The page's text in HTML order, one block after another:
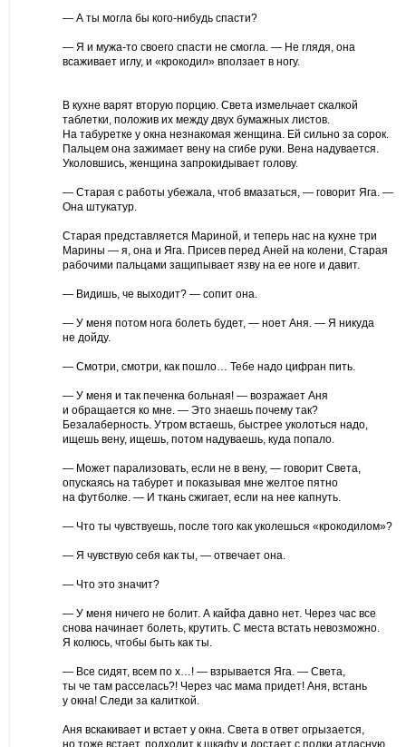
— А ты могла бы кого-нибудь спасти?
— Я и мужа-то своего спасти не смогла. — Не глядя, она
всаживает иглу, и «крокодил» вползает в ногу.
В кухне варят вторую порцию. Света измельчает скалкой
таблетки, положив их между двух бумажных листов.
На табуретке у окна незнакомая женщина. Ей сильно за сорок.
Пальцем она зажимает вену на сгибе руки. Вена надувается.
Уколовшись, женщина запрокидывает голову.
— Старая с работы убежала, чтоб вмазаться, — говорит Яга. —
Она штукатур.
Старая представляется Мариной, и теперь нас на кухне три
Марины — я, она и Яга. Присев перед Аней на колени, Старая
рабочими пальцами защипывает язву на ее ноге и давит.
— Видишь, че выходит? — сопит она.
— У меня потом нога болеть будет, — ноет Аня. — Я никуда
не дойду.
— Смотри, смотри, как пошло… Тебе надо цифран пить.
— У меня и так печенка больная! — возражает Аня
и обращается ко мне. — Это знаешь почему так?
Безалаберность. Утром встаешь, быстрее уколоться надо,
ищешь вену, ищешь, потом надуваешь, куда попало.
— Может парализовать, если не в вену, — говорит Света,
опускаясь на табурет и показывая мне желтое пятно
на футболке. — И ткань сжигает, если на нее капнуть.
— Что ты чувствуешь, после того как уколешься «крокодилом»?
— Я чувствую себя как ты, — отвечает она.
— Что это значит?
— У меня ничего не болит. А кайфа давно нет. Через час все
снова начинает болеть, крутить. С места встать невозможно.
Я колюсь, чтобы быть как ты.
— Все сидят, всем по х…! — взрывается Яга. — Света,
ты че там расселась?! Через час мама придет! Аня, встань
у окна! Следи за калиткой.
Аня вскакивает и встает у окна. Света в ответ огрызается,
но тоже встает, подходит к шкафу и достает с полки атласную